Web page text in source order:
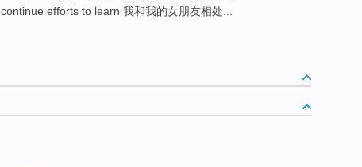
efforts to learn 我和我的女朋友相处...